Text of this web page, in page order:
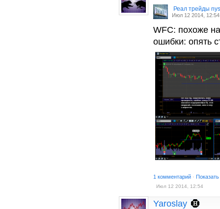
Реал трейды
Июл 12 2014, 12:54
WFC: похоже
ошибки: опять
1 комментарий ·
Июл 12 2014, 12:54
Yaroslay